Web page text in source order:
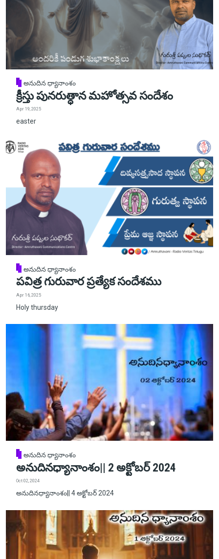
అనుదిన ధ్యానాంశం
క్రీస్తు పునరుత్ధాన మహోత్సవ సందేశం
Apr 19, 2025
easter
అనుదిన ధ్యానాంశం
పవిత్ర గురువార ప్రత్యేక సందేశము
Apr 16, 2025
Holy thursday
అనుదిన ధ్యానాంశం
అనుదినధ్యానాంశం|| 2 అక్టోబర్ 2024
Oct 02, 2024
అనుదినధ్యానాంశం|| 4 అక్టోబర్ 2024